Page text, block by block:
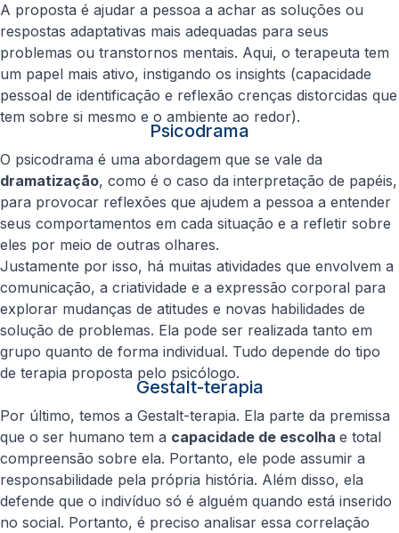
A proposta é ajudar a pessoa a achar as soluções ou
respostas adaptativas mais adequadas para seus
problemas ou transtornos mentais. Aqui, o terapeuta tem
um papel mais ativo, instigando os insights (capacidade
pessoal de identificação e reflexão crenças distorcidas que
tem sobre si mesmo e o ambiente ao redor).
Psicodrama
O psicodrama é uma abordagem que se vale da
dramatização, como é o caso da interpretação de papéis,
para provocar reflexões que ajudem a pessoa a entender
seus comportamentos em cada situação e a refletir sobre
eles por meio de outras olhares.
Justamente por isso, há muitas atividades que envolvem a
comunicação, a criatividade e a expressão corporal para
explorar mudanças de atitudes e novas habilidades de
solução de problemas. Ela pode ser realizada tanto em
grupo quanto de forma individual. Tudo depende do tipo
de terapia proposta pelo psicólogo.
Gestalt-terapia
Por último, temos a Gestalt-terapia. Ela parte da premissa
que o ser humano tem a capacidade de escolha e total
compreensão sobre ela. Portanto, ele pode assumir a
responsabilidade pela própria história. Além disso, ela
defende que o indivíduo só é alguém quando está inserido
no social. Portanto, é preciso analisar essa correlação